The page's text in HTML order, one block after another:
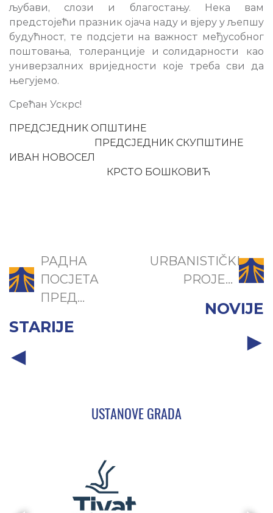
љубави, слози и благостању. Нека вам
предстојећи празник ојача наду и вјеру у љепшу
будућност, те подсјети на важност међусобног
поштовања, толеранције и солидарности као
универзалних вриједности које треба сви да
његујемо.
Срећан Ускрс!
ПРЕДСЈЕДНИК ОПШТИНЕ
ПРЕДСЈЕДНИК СКУПШТИНЕ
ИВАН НОВОСЕЛ
КРСТО БОШКОВИЋ
РАДНА
ПОСЈЕТА
ПРЕД...
STARIJE
URBANISTIČKI
PROJE...
NOVIJE
USTANOVE GRADA